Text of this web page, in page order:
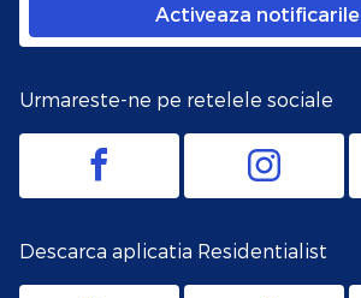
Activeaza notificarile
Urmareste-ne pe retelele sociale
Descarca aplicatia Residentialist